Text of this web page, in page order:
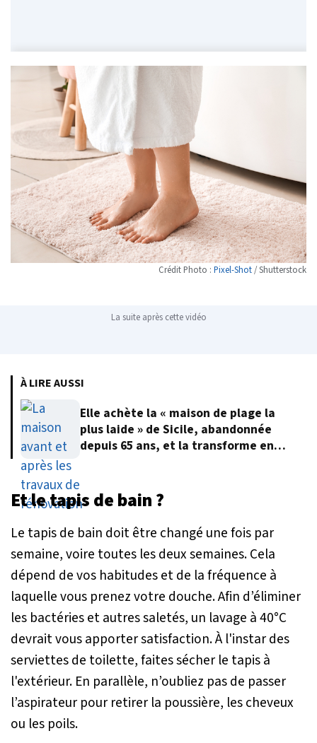
Crédit Photo : Pixel-Shot/ Shutterstock
La suite après cette vidéo
À LIRE AUSSI
Elle achète la « maison de plage la
plus laide » de Sicile, abandonnée
depuis 65 ans, et la transforme en
Et le tapis de bain ?
Le tapis de bain doit être changé une fois par
semaine, voire toutes les deux semaines. Cela
dépend de vos habitudes et de la fréquence à
laquelle vous prenez votre douche. Afin d’éliminer
les bactéries et autres saletés, un lavage à 40°C
devrait vous apporter satisfaction. À l'instar des
serviettes de toilette, faites sécher le tapis à
l'extérieur. En parallèle, n’oubliez pas de passer
l’aspirateur pour retirer la poussière, les cheveux
ou les poils.